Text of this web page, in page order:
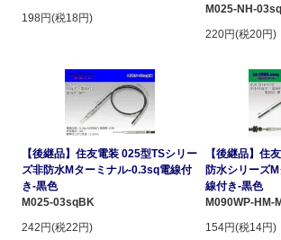
198円(税18円)
M025-NH-
220円(税20円)
【後継品】住友電装 025型TSシリー
ズ非防水Mターミナル-0.3sq電線付
き-黒色
M025-03sqBK
242円(税22円)
【後継品】住
防水シリーズ
線付き-黒色
M090WP-HM-
154円(税14円)